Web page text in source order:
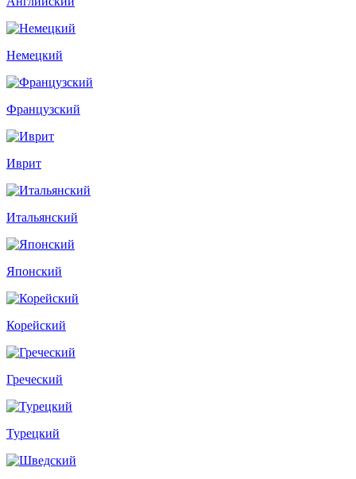
Немецкий
Французский
Иврит
Итальянский
Японский
Корейский
Греческий
Турецкий